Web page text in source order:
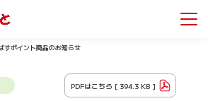
すポイント商品のお知らせ
PDFはこちら [ 394.3 KB ]